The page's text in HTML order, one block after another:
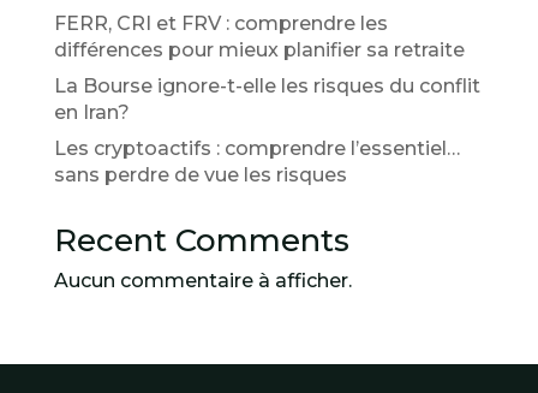
FERR, CRI et FRV : comprendre les
différences pour mieux planifier sa retraite
La Bourse ignore-t-elle les risques du conflit
en Iran?
Les cryptoactifs : comprendre l’essentiel…
sans perdre de vue les risques
Recent Comments
Aucun commentaire à afficher.